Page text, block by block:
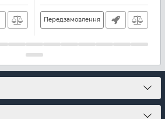
Передзамовлення